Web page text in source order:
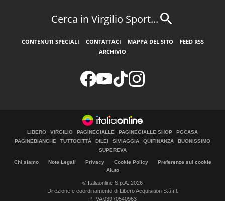
Cerca in Virgilio Sport...
CONTENUTI SPECIALI CONTATTACI MAPPA DEL SITO
FEED RSS
ARCHIVIO
LIBERO VIRGILIO PAGINEGIALLE PAGINEGIALLE SHOP
PGCASA
PAGINEBIANCHE
TUTTOCITTÀ DILEI SIVIAGGIA QUIFINANZA
BUONISSIMO
SUPEREVA
Chi siamo Note Legali Privacy Cookie Policy
Preferenze sui cookie
Aiuto
© Italiaonline S.p.A. 2026
Direzione e coordinamento di Libero Acquisition S.á r.l.
P. IVA 03970540963